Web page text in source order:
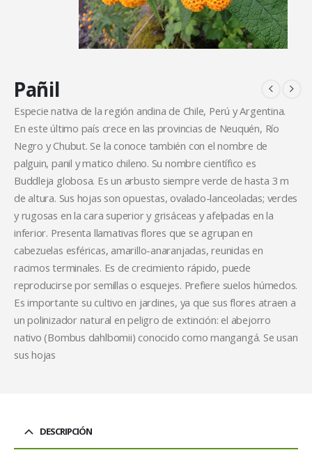
Pañil
Especie nativa de la región andina de Chile, Perú y Argentina.
En este último país crece en las provincias de Neuquén, Río
Negro y Chubut. Se la conoce también con el nombre de
palguin, panil y matico chileno. Su nombre científico es
Buddleja globosa. Es un arbusto siempre verde de hasta 3 m
de altura. Sus hojas son opuestas, ovalado-lanceoladas; verdes
y rugosas en la cara superior y grisáceas y afelpadas en la
inferior. Presenta llamativas flores que se agrupan en
cabezuelas esféricas, amarillo-anaranjadas, reunidas en
racimos terminales. Es de crecimiento rápido, puede
reproducirse por semillas o esquejes. Prefiere suelos húmedos.
Es importante su cultivo en jardines, ya que sus flores atraen a
un polinizador natural en peligro de extinción: el abejorro
nativo (Bombus dahlbomii) conocido como mangangá. Se usan
sus hojas
DESCRIPCIÓN